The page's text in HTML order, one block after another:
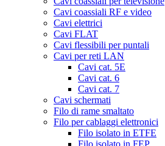
Cavi coassiali RF e video
Cavi elettrici
Cavi FLAT
Cavi flessibili per puntali
Cavi per reti LAN
Cavi cat. 5E
Cavi cat. 6
Cavi cat. 7
Cavi schermati
Filo di rame smaltato
Filo per cablaggi elettronici
Filo isolato in ETFE
Filo isolato in FEP